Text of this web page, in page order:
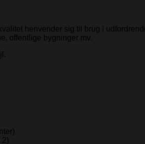
henvender sig til brug i
offentlige bygninger mv.
2)